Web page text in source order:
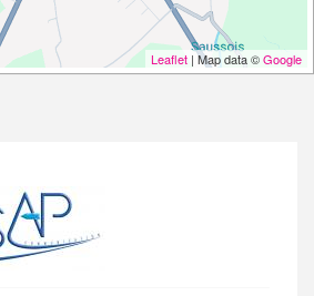
Leaflet | Map data ©Google